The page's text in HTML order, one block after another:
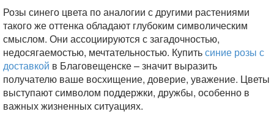
Розы синего цвета по аналогии с другими растениями
такого же оттенка обладают глубоким символическим
смыслом. Они ассоциируются с загадочностью,
недосягаемостью, мечтательностью. Купитьсиние розы с
доставкой в Благовещенске – значит выразить
получателю ваше восхищение, доверие, уважение. Цветы
выступают символом поддержки, дружбы, особенно в
важных жизненных ситуациях.